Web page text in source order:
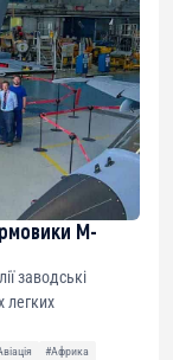
M-
заводські
легких
#Африка